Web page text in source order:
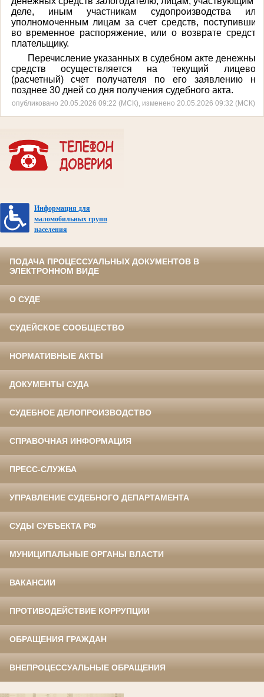
деле, иным участникам судопроизводства или
уполномоченным лицам за счет средств, поступивших
во временное распоряжение, или о возврате средств
плательщику.
Перечисление указанных в судебном акте денежных
средств осуществляется на текущий лицевой
(расчетный) счет получателя по его заявлению не
позднее 30 дней со дня получения судебного акта.
опубликовано 20.05.2026 09:22 (МСК), изменено 20.05.2026 09:32 (МСК)
Информация для
маломобильных групп
населения
ПОДАЧА ПРОЦЕССУАЛЬНЫХ ДОКУМЕНТОВ В
ЭЛЕКТРОННОМ ВИДЕ
О СУДЕ
СУДЕЙСКОЕ СООБЩЕСТВО
НОРМАТИВНЫЕ АКТЫ
ДОКУМЕНТЫ СУДА
СУДЕБНОЕ ДЕЛОПРОИЗВОДСТВО
СПРАВОЧНАЯ ИНФОРМАЦИЯ
ПРЕСС-СЛУЖБА
УПРАВЛЕНИЕ СУДЕБНОГО ДЕПАРТАМЕНТА
СУДЫ СУБЪЕКТА РФ
МУНИЦИПАЛЬНЫЕ ОРГАНЫ ВЛАСТИ
ВАКАНСИИ
ПРОТИВОДЕЙСТВИЕ КОРРУПЦИИ
ОБРАЩЕНИЯ ГРАЖДАН
ВНЕПРОЦЕССУАЛЬНЫЕ ОБРАЩЕНИЯ